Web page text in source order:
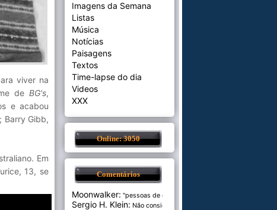
viver na
de BG's,
e acabou
Barry Gibb,
Em
13, se
Imagens da Semana
Listas
Música
Notícias
Paisagens
Textos
Time-lapse do dia
Videos
XXX
Online: 3050
Comentários
Moonwalker: "pessoas de cer...
Sergio H. Klein: Não consigo